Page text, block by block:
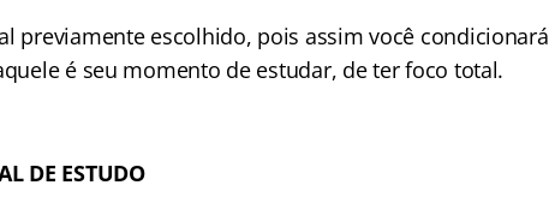
previamente escolhido, pois assim você condicionará
é seu momento de estudar, de ter foco total.
DE ESTUDO